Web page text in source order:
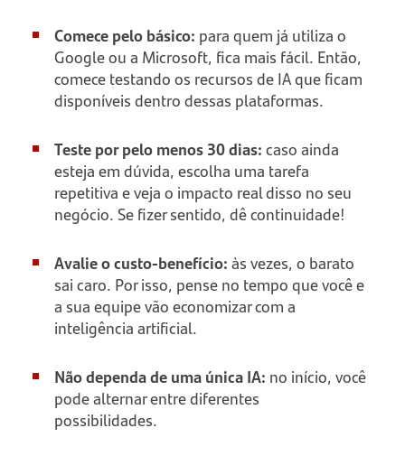
Comece pelo básico: para quem já utiliza o
Google ou a Microsoft, fica mais fácil. Então,
comece testando os recursos de IA que ficam
disponíveis dentro dessas plataformas.
Teste por pelo menos 30 dias:caso ainda
esteja em dúvida, escolha uma tarefa
repetitiva e veja o impacto real disso no seu
negócio. Se fizer sentido, dê continuidade!
Avalie o custo-benefício:às vezes, o barato
sai caro. Por isso, pense no tempo que você e
a sua equipe vão economizar com a
inteligência artificial.
Não dependa de uma única IA: no início, você
pode alternar entre diferentes
possibilidades.